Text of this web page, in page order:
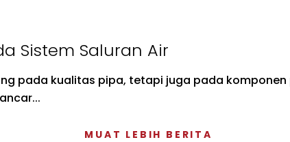
Sistem Saluran Air
pada kualitas pipa, tetapi juga pada
MUAT LEBIH BERITA